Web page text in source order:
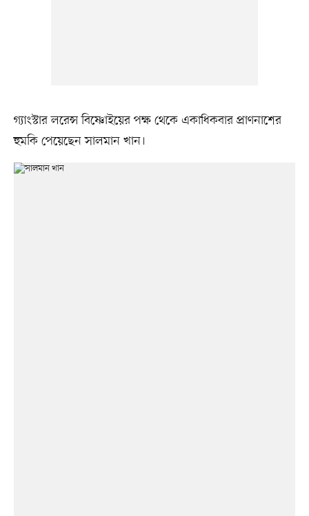
গ্যাংস্টার লরেন্স বিষ্ণোইয়ের পক্ষ থেকে একাধিকবার প্রাণনাশের
হুমকি পেয়েছেন সালমান খান।